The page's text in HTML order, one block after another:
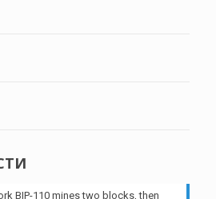
BIP-110 mines two blocks, then